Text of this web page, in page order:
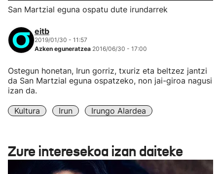
San Martzial eguna ospatu dute irundarrek
eitb
2019/01/30 - 11:57
Azken eguneratzea 2016/06/30 - 17:00
Ostegun honetan, Irun gorriz, txuriz eta beltzez jantzi
da San Martzial eguna ospatzeko, non jai-giroa nagusi
izan da.
Kultura Irun Irungo Alardea
Zure interesekoa izan daiteke